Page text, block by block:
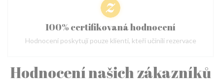
Hodnocení našich zákazníků
100% certifikovaná hodnocení
Hodnocení poskytují pouze klienti, kteří učinili rezervace